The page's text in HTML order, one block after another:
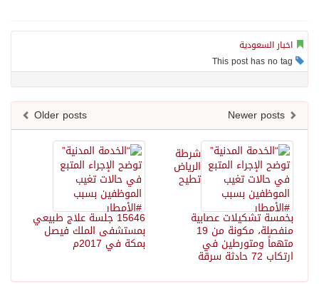
اخبار السعودية
Older posts
15646 جلسة علاج طبيعي
بمستشفى الملك فيصل
بمكة في 2017م
شرطة
الرياض
تطيح
بخمسة تشكيلات عصابية
منفصلة، مكونة من 19
متهماً ومتورطين في
ارتكاب 72 حادثة سرقة